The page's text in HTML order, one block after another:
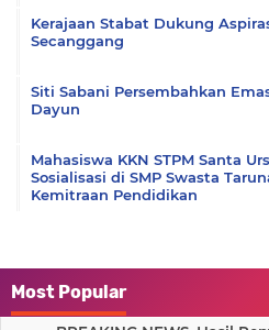
Kerajaan Stabat Dukung
Secanggang
Siti Sabani Persembahkan
Dayun
Mahasiswa KKN STPM Santa
Sosialisasi di SMP Swasta
Kemitraan Pendidikan
Most Popular